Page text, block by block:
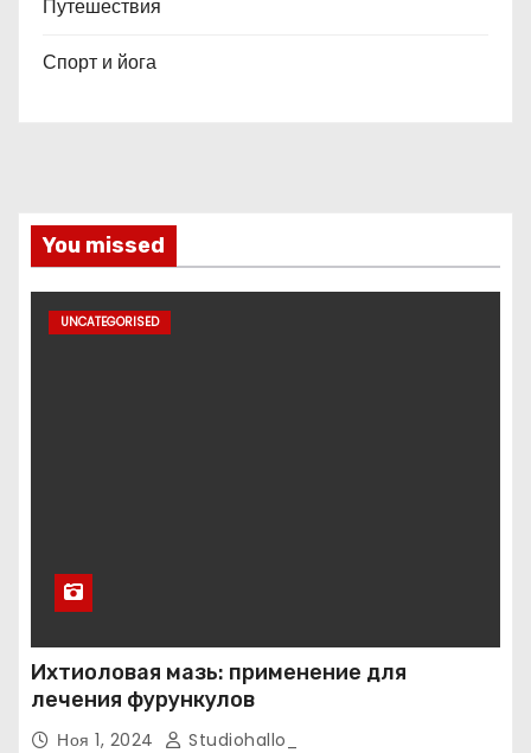
Путешествия
Спорт и йога
You missed
UNCATEGORISED
Ихтиоловая мазь: применение для
лечения фурункулов
Ноя 1, 2024 Studiohallo_